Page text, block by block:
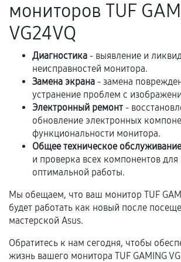
Если комплектующие
самостоятельно
Гарантия на выполненные работы
сохраняться полностью или частично,
соблюдены следующие условия:
Предоставленные детали
техническим параметрам и не
Установка была выполнена
центром.
При этом гарантия на сами
остается на стороне производителя
продавца. За качество сторонних
сервисный центр ответственности не
мониторов TUF
VG24VQ
Диагностика - выявление и
неисправностей монитора.
Замена экрана - замена
устранение проблем с
Электронный ремонт -
обновление электронных
функциональности монитора.
Общее техническое обслуживание
и проверка всех компонентов для
оптимальной работы.
Мы обещаем, что ваш монитор TUF
будет работать как новый после
мастерской Asus.
Обратитесь к нам сегодня, чтобы
жизнь вашего монитора TUF GAMING